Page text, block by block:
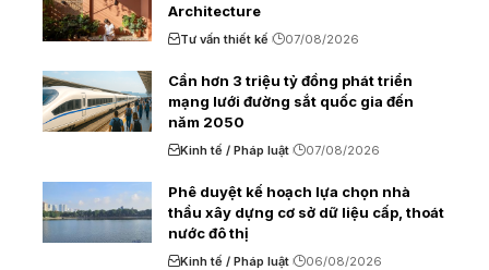
Architecture
Tư vấn thiết kế 07/08/2026
Cần hơn 3 triệu tỷ đồng phát triển
mạng lưới đường sắt quốc gia đến
năm 2050
Kinh tế / Pháp luật 07/08/2026
Phê duyệt kế hoạch lựa chọn nhà
thầu xây dựng cơ sở dữ liệu cấp, thoát
nước đô thị
Kinh tế / Pháp luật 06/08/2026